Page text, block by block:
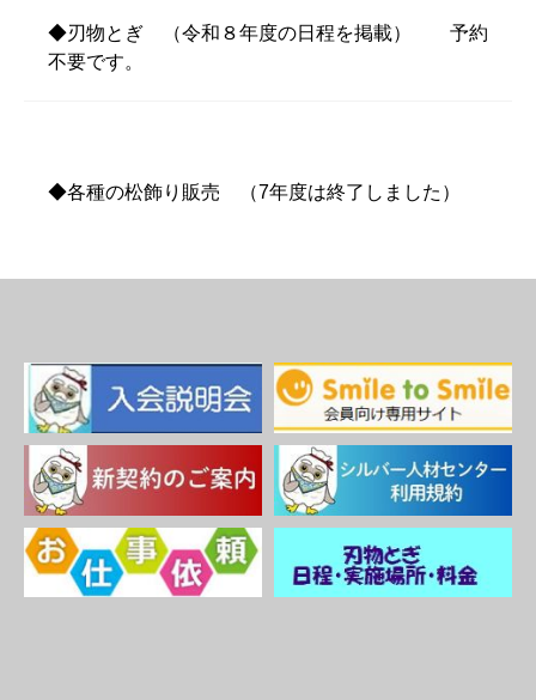
◆刃物とぎ （令和８年度の日程を掲載） 予約
不要です。
◆各種の松飾り販売 （7年度は終了しました）